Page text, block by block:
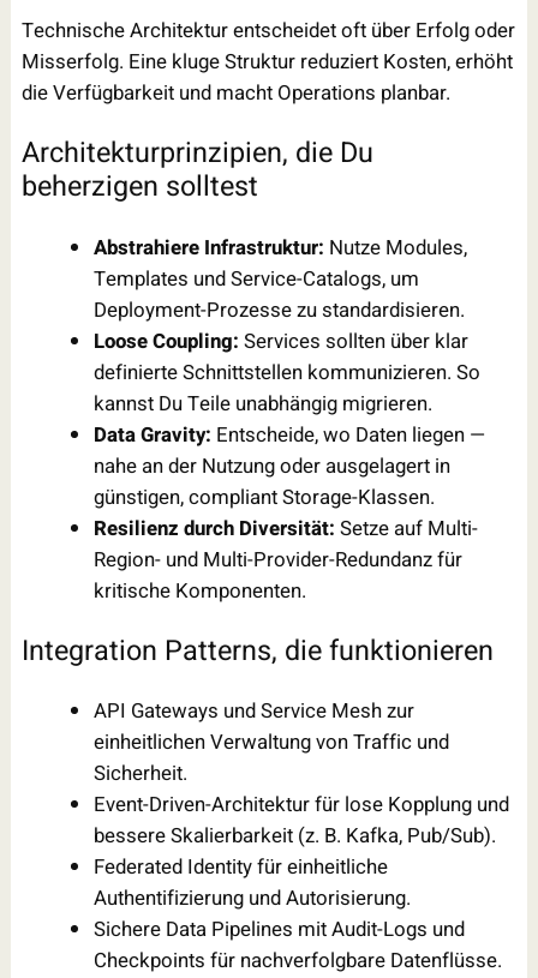
Technische Architektur entscheidet oft über Erfolg oder
Misserfolg. Eine kluge Struktur reduziert Kosten, erhöht
die Verfügbarkeit und macht Operations planbar.
Architekturprinzipien, die Du
beherzigen solltest
Abstrahiere Infrastruktur: Nutze Modules,
Templates und Service-Catalogs, um
Deployment-Prozesse zu standardisieren.
Loose Coupling: Services sollten über klar
definierte Schnittstellen kommunizieren. So
kannst Du Teile unabhängig migrieren.
Data Gravity: Entscheide, wo Daten liegen —
nahe an der Nutzung oder ausgelagert in
günstigen, compliant Storage-Klassen.
Resilienz durch Diversität: Setze auf Multi-
Region- und Multi-Provider-Redundanz für
kritische Komponenten.
Integration Patterns, die funktionieren
API Gateways und Service Mesh zur
einheitlichen Verwaltung von Traffic und
Sicherheit.
Event-Driven-Architektur für lose Kopplung und
bessere Skalierbarkeit (z. B. Kafka, Pub/Sub).
Federated Identity für einheitliche
Authentifizierung und Autorisierung.
Sichere Data Pipelines mit Audit-Logs und
Checkpoints für nachverfolgbare Datenflüsse.